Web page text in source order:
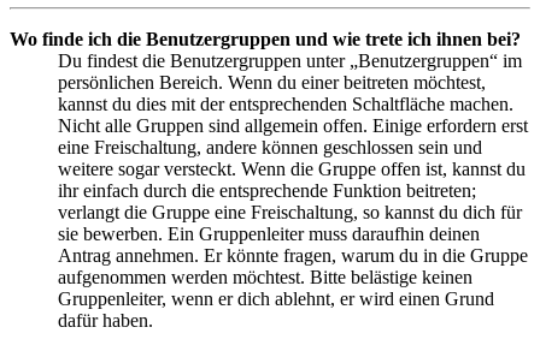
Wo finde ich die Benutzergruppen und wie trete ich ihnen bei?
Du findest die Benutzergruppen unter „Benutzergruppen“ im
persönlichen Bereich. Wenn du einer beitreten möchtest,
kannst du dies mit der entsprechenden Schaltfläche machen.
Nicht alle Gruppen sind allgemein offen. Einige erfordern erst
eine Freischaltung, andere können geschlossen sein und
weitere sogar versteckt. Wenn die Gruppe offen ist, kannst du
ihr einfach durch die entsprechende Funktion beitreten;
verlangt die Gruppe eine Freischaltung, so kannst du dich für
sie bewerben. Ein Gruppenleiter muss daraufhin deinen
Antrag annehmen. Er könnte fragen, warum du in die Gruppe
aufgenommen werden möchtest. Bitte belästige keinen
Gruppenleiter, wenn er dich ablehnt, er wird einen Grund
dafür haben.